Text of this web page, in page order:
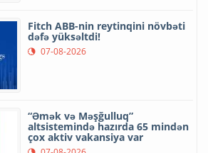
Fitch ABB-nin reytinqini növbəti
dəfə yüksəltdi!
07-08-2026
“Əmək və Məşğulluq”
altsistemində hazırda 65 mindən
çox aktiv vakansiya var